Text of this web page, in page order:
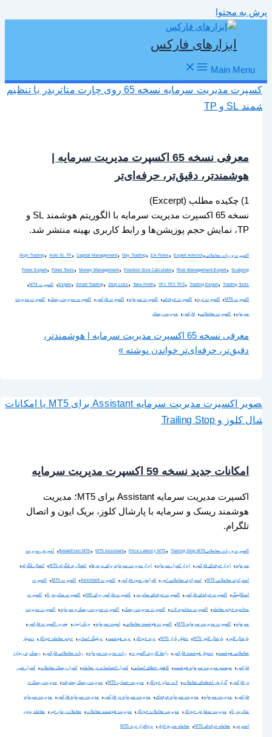
پرش به محتوا
ابزارهای فارکس
Main Menu
معرفی نسخه 65 اکسپرت مدیریت سرمایه |
هوشمندتر، دقیق‌تر، حرفه‌ای‌تر
1) چکیده مطلب (Excerpt)
نسخه 65 اکسپرت مدیریت سرمایه با الگوریتم هوشمند SL و
TP، نمایش حجم پوزیشن‌ها و رابط کاربری بهینه منتشر شد.
اکسپرت و ربات معاملاتی Algo Trading ,Auto SL TP ,Capital Management ,Day Trading ,EA Forex ,Expert Advisor,
Forex Expert ,Forex Tools ,Money Management ,Position Size Calculator ,Risk Management Expert ,Scalping
Expert ,Smart Trading ,Stop Loss ,Take Profit ,TP1 TP2 TP3 ,Trading Expert ,Trading Tools
,اکسپرت MT4 ,
اکسپرت MT5 ,اکسپرت ترید , اکسپرت حرفه‌ای, اکسپرت سرمایه,اکسپرت فارکس, اکسپرت مدیریت ریسک,اکسپرت مدیریت
سرمایه,اکسپرت معاملاتی,فارکس, مدیریت ریسک
معرفی نسخه 65 اکسپرت مدیریت سرمایه | هوشمندتر،
دقیق‌تر، حرفه‌ای‌ترخواندن نوشته »
امکانات جدید نسخه 59 اکسپرت مدیریت سرمایه
اکسپرت مدیریت سرمایه Assistant برای MT5؛ مدیریت
هوشمند ریسک و سرمایه با پارشال کلوز، بریک ایون و اتصال
تلگرام.
اکسپرت و ربات معاملاتی BreakEven MT5 ,MT5 Assistant ,Price Latency MT5 ,Trailing Stop MT5
,آموزش مدیریت
سرمایه,ابزار حرفه‌ای فارکس,ابزار کنترل سرمایه,ابزار مدیریت سرمایه برای تریدرها ,اتصال به تلگرام MT5 ,اتصال تلگرام ,
استراتژی معاملاتی MT5 ,استراتژی معاملاتی امن,افزایش سود فارکس,اکسپرت Assistant ,اکسپرت MT5 ,اکسپرت
اسکالپینگ,اکسپرت حرفه‌ای فارکس,اکسپرت حرفه‌ای متاتریدر, اکسپرت فارکس برای mt5 ,اکسپرت متاتریدر 5 ,اکسپرت
محاسبه حجم معامله,اکسپرت محاسبه لات,اکسپرت مدیریت ریسک,اکسپرت مدیریت ریسک و سرمایه,اکسپرت مدیریت
سرمایه,اکسپرت مدیریت سرمایه MT5 ,اکسپرت هوشمند معاملاتی,امنیت سرمایه,بریک ایون,بهترین اکسپرت فارکس,
پارشال کلوز, پارشال کلوز MT5 ,تحلیل بازار MT5 ,ترید خودکار, ترید هوشمند,تریلینگ استاپ,حجم معامله خودکار, دستیار
معاملاتی هوشمند,دستیار هوشمند فارکس,رابط کاربری اکسپرت ,ربات مدیریت سرمایه,ربات معاملاتی فارکس,ریسک به ریوارد
فارکس,سیستم مدیریت سرمایه هوشمند,کاهش خطای انسانی,کنترل احساسات در معامله,کنترل ریسک معاملات,کنترل ضرر
در فارکس,گزارش لحظه‌ای معاملات,لات سایز خودکار, مدیریت حساب MT5 ,مدیریت ریسک پیشرفته,مدیریت ریسک در
فارکس,مدیریت سرمایه,مدیریت سرمایه حرفه‌ای,مدیریت سرمایه در فارکس,مدیریت سرمایه فارکس,مدیریت سرمایه
متاتریدر 5 ,مدیریت سفارش خودکار, مدیریت معاملات خودکار, مدیریت هوشمند معاملات,معاملات زمان خبر, معامله بدون
استرس,معامله حرفه‌ای MT5 ,معامله سریع اخبار, نرم‌افزار ترید MT5